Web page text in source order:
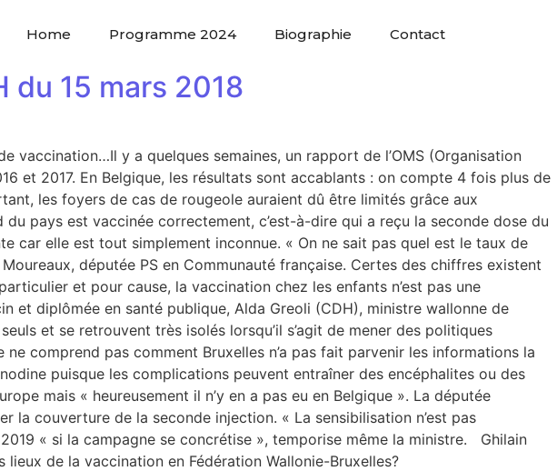
Home Programme 2024 Biographie Contact
du 15 mars 2018
y a quelques semaines, un rapport de l’OMS (Organisation
et 2017. En Belgique, les résultats sont accablants : on compte 4 fois plus de
les foyers de cas de rougeole auraient dû être limités grâce aux
pays est vaccinée correctement, c’est-à-dire qui a reçu la seconde dose du
car elle est tout simplement inconnue. « On ne sait pas quel est le taux de
députée PS en Communauté française. Certes des chiffres existent
et pour cause, la vaccination chez les enfants n’est pas une
et diplômée en santé publique, Alda Greoli (CDH), ministre wallonne de
et se retrouvent très isolés lorsqu’il s’agit de mener des politiques
comprend pas comment Bruxelles n’a pas fait parvenir les informations la
puisque les complications peuvent entraîner des encéphalites ou des
mais « heureusement il n’y en a pas eu en Belgique ». La députée
la couverture de la seconde injection. « La sensibilisation n’est pas
« si la campagne se concrétise », temporise même la ministre. Ghilain
de la vaccination en Fédération Wallonie-Bruxelles?